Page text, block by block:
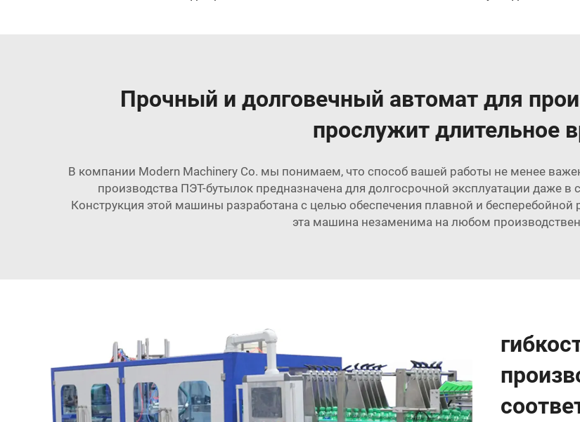
Прочный и долговечный автомат для
прослужит длительное
В компании Modern Machinery Co. мы понимаем, что способ вашей работы не менее
производства ПЭТ-бутылок предназначена для долгосрочной эксплуатации даже
Конструкция этой машины разработана с целью обеспечения плавной и бесперебойной
эта машина незаменима на любом